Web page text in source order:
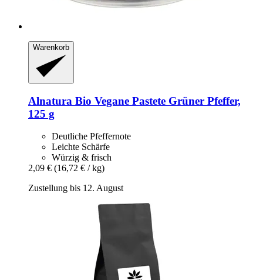
Warenkorb
Alnatura Bio Vegane Pastete Grüner Pfeffer,
125 g
Deutliche Pfeffernote
Leichte Schärfe
Würzig & frisch
2,09 € (16,72 € / kg)
Zustellung bis 12. August